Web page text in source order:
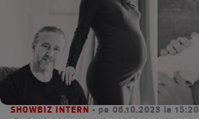
SHOWBIZ INTERN • pe 06.10.2023 la 15:20